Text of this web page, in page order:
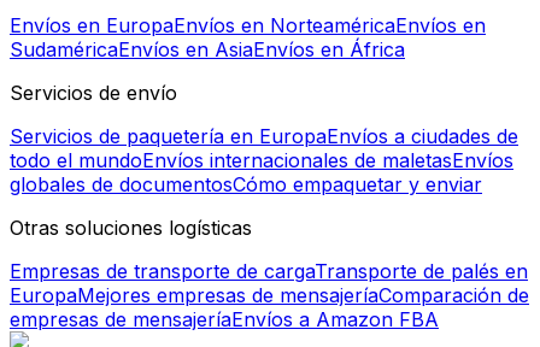
Envíos en EuropaEnvíos en NorteaméricaEnvíos en
SudaméricaEnvíos en AsiaEnvíos en África
Servicios de envío
Servicios de paquetería en EuropaEnvíos a ciudades de
todo el mundoEnvíos internacionales de maletasEnvíos
globales de documentosCómo empaquetar y enviar
Otras soluciones logísticas
Empresas de transporte de cargaTransporte de palés en
EuropaMejores empresas de mensajeríaComparación de
empresas de mensajeríaEnvíos a Amazon FBA